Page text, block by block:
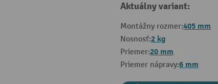
Aktuálny variant:
Montážny rozmer:405 mm
Nosnosť:2 kg
Priemer:20 mm
Priemer nápravy:6 mm